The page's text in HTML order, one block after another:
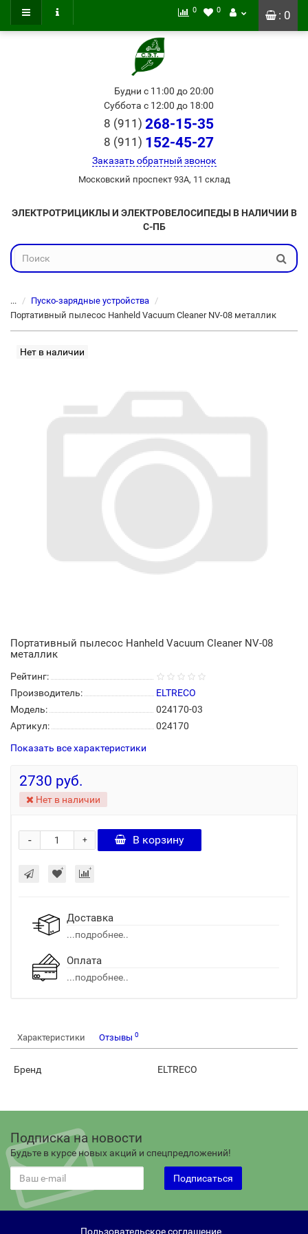
: 0
0 0
Будни с 11:00 до 20:00
Суббота с 12:00 до 18:00
8 (911) 268-15-35
8 (911) 152-45-27
Заказать обратный звонок
Московский проспект 93А, 11 склад
ЭЛЕКТРОТРИЦИКЛЫ И ЭЛЕКТРОВЕЛОСИПЕДЫ В НАЛИЧИИ В
С-ПБ
...
Пуско-зарядные устройства
Портативный пылесос Hanheld Vacuum Cleaner NV-08 металлик
Нет в наличии
Портативный пылесос Hanheld Vacuum Cleaner NV-08
металлик
Рейтинг:
Производитель:
ELTRECO
Модель:
024170-03
Артикул:
024170
Показать все характеристики
2730 руб.
Нет в наличии
+
- В корзину
Доставка
...подробнее..
Оплата
...подробнее..
Характеристики Отзывы 0
Бренд ELTRECO
Подписка на новости
Будьте в курсе новых акций и спецпредложений!
Подписаться
Пользовательское соглашение